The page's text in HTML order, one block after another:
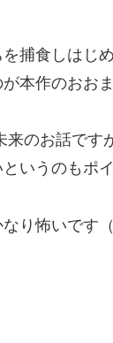
捕食しはじ
本作のおお
のお話で
いうのもポイ
り怖いです（